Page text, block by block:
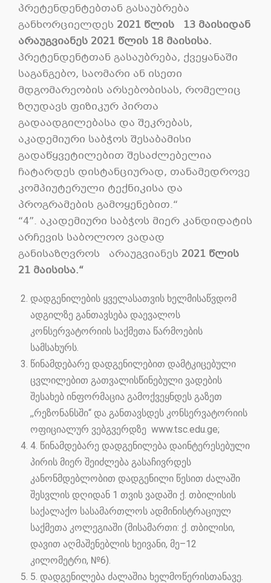
პრეტენდენტებთან გასაუბრება
განხორციელდეს 2021 წლის 13 მაისიდან
არაუგვიანეს 2021 წლის 18 მაისისა.
პრეტენდენტთან გასაუბრება, ქვეყანაში
საგანგებო, საომარი ან ისეთი
მდგომარეობის არსებობისას, რომელიც
ზღუდავს ფიზიკურ პირთა
გადაადგილებასა და შეკრებას,
აკადემიური საბჭოს შესაბამისი
გადაწყვეტილებით შესაძლებელია
ჩატარდეს დისტანციურად, თანამედროვე
კომპიუტერული ტექნიკისა და
პროგრამების გამოყენებით.“
“4”. აკადემიური საბჭოს მიერ კანდიდატის
არჩევის საბოლოო ვადად
განისაზღვროს არაუგვიანეს 2021 წლის
21 მაისისა.“
დადგენილების ყველასათვის ხელმისაწვდომ
ადგილზე განთავსება დაევალოს
კონსერვატორიის საქმეთა წარმოების
სამსახურს.
წინამდებარე დადგენილებით დამტკიცებული
ცვლილებით გათვალისწინებული ვადების
შესახებ ინფორმაცია გამოქვეყნდეს გაზეთ
,,რეზონანსში“ და განთავსდეს კონსერვატორიის
ოფიციალურ ვებგვერდზე www.tsc.edu.ge;
4. წინამდებარე დადგენილება დაინტერესებული
პირის მიერ შეიძლება გასაჩივრდეს
კანონმდებლობით დადგენილი წესით ძალაში
შესვლის დღიდან 1 თვის ვადაში ქ. თბილისის
საქალაქო სასამართლოს ადმინისტრაციულ
საქმეთა კოლეგიაში (მისამართი: ქ. თბილისი,
დავით აღმაშენებლის ხეივანი, მე–12
კილომეტრი, №6).
5. დადგენილება ძალაშია ხელმოწერისთანავე.